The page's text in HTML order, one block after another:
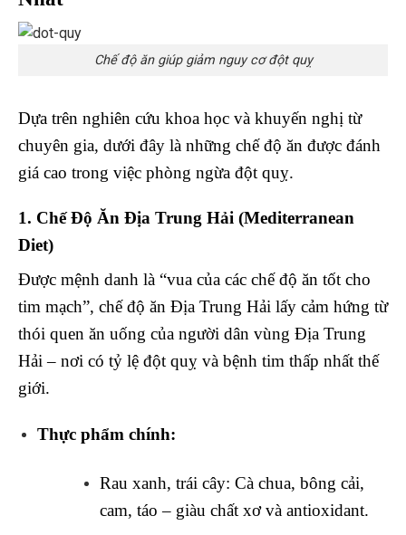
Chế độ ăn giúp giảm nguy cơ đột quỵ
Dựa trên nghiên cứu khoa học và khuyến nghị từ
chuyên gia, dưới đây là những chế độ ăn được đánh
giá cao trong việc phòng ngừa đột quỵ.
1. Chế Độ Ăn Địa Trung Hải (Mediterranean
Diet)
Được mệnh danh là “vua của các chế độ ăn tốt cho
tim mạch”, chế độ ăn Địa Trung Hải lấy cảm hứng từ
thói quen ăn uống của người dân vùng Địa Trung
Hải – nơi có tỷ lệ đột quỵ và bệnh tim thấp nhất thế
giới.
Thực phẩm chính:
Rau xanh, trái cây: Cà chua, bông cải,
cam, táo – giàu chất xơ và antioxidant.